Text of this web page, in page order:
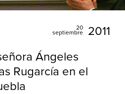
20
septiembre
2011
Ángeles
Rugarcía en el